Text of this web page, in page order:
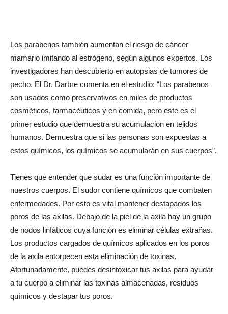
Los parabenos también aumentan el riesgo de cáncer
mamario imitando al estrógeno, según algunos expertos. Los
investigadores han descubierto en autopsias de tumores de
pecho. El Dr. Darbre comenta en el estudio: “Los parabenos
son usados como preservativos en miles de productos
cosméticos, farmacéuticos y en comida, pero este es el
primer estudio que demuestra su acumulacion en tejidos
humanos. Demuestra que si las personas son expuestas a
estos químicos, los químicos se acumularán en sus cuerpos”.
Tienes que entender que sudar es una función importante de
nuestros cuerpos. El sudor contiene químicos que combaten
enfermedades. Por esto es vital mantener destapados los
poros de las axilas. Debajo de la piel de la axila hay un grupo
de nodos linfáticos cuya función es eliminar células extrañas.
Los productos cargados de químicos aplicados en los poros
de la axila entorpecen esta eliminación de toxinas.
Afortunadamente, puedes desintoxicar tus axilas para ayudar
a tu cuerpo a eliminar las toxinas almacenadas, residuos
químicos y destapar tus poros.